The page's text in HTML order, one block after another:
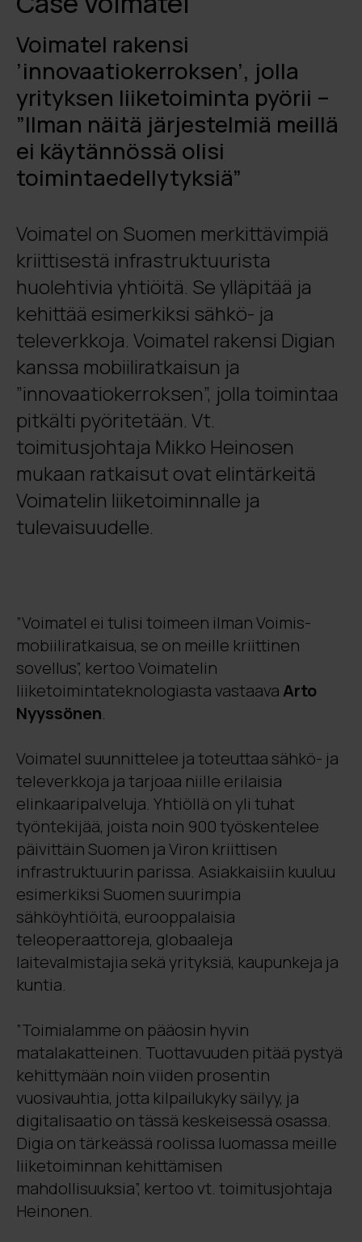
Voimatel rakensi
’innovaatiokerroksen’, jolla
yrityksen liiketoiminta pyörii –
”Ilman näitä järjestelmiä meillä
ei käytännössä olisi
toimintaedellytyksiä”
Voimatel on Suomen merkittävimpiä
kriittisestä infrastruktuurista
huolehtivia yhtiöitä. Se ylläpitää ja
kehittää esimerkiksi sähkö- ja
televerkkoja. Voimatel rakensi Digian
kanssa mobiiliratkaisun ja
”innovaatiokerroksen”, jolla toimintaa
pitkälti pyöritetään. Vt.
toimitusjohtaja Mikko Heinosen
mukaan ratkaisut ovat elintärkeitä
Voimatelin liiketoiminnalle ja
tulevaisuudelle.
”Voimatel ei tulisi toimeen ilman Voimis-
mobiiliratkaisua, se on meille kriittinen
sovellus”, kertoo Voimatelin
liiketoimintateknologiasta vastaava Arto
Nyyssönen.
Voimatel suunnittelee ja toteuttaa sähkö- ja
televerkkoja ja tarjoaa niille erilaisia
elinkaaripalveluja. Yhtiöllä on yli tuhat
työntekijää, joista noin 900 työskentelee
päivittäin Suomen ja Viron kriittisen
infrastruktuurin parissa. Asiakkaisiin kuuluu
esimerkiksi Suomen suurimpia
sähköyhtiöitä, eurooppalaisia
teleoperaattoreja, globaaleja
laitevalmistajia sekä yrityksiä, kaupunkeja ja
kuntia.
”Toimialamme on pääosin hyvin
matalakatteinen. Tuottavuuden pitää pystyä
kehittymään noin viiden prosentin
vuosivauhtia, jotta kilpailukyky säilyy, ja
digitalisaatio on tässä keskeisessä osassa.
Digia on tärkeässä roolissa luomassa meille
liiketoiminnan kehittämisen
mahdollisuuksia”, kertoo vt. toimitusjohtaja
Heinonen.